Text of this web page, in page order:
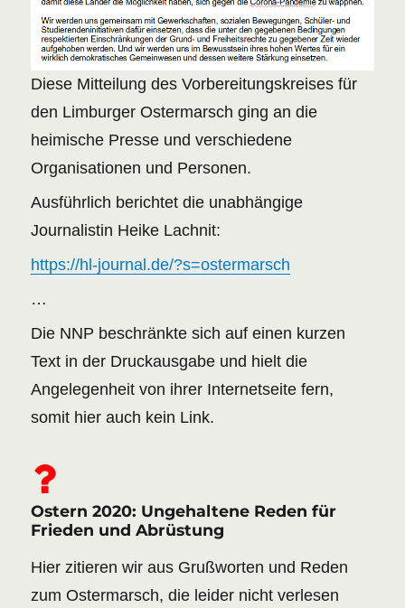
Diese Mitteilung des Vorbereitungskreises für
den Limburger Ostermarsch ging an die
heimische Presse und verschiedene
Organisationen und Personen.
Ausführlich berichtet die unabhängige
Journalistin Heike Lachnit:
https://hl-journal.de/?s=ostermarsch
…
Die NNP beschränkte sich auf einen kurzen
Text in der Druckausgabe und hielt die
Angelegenheit von ihrer Internetseite fern,
somit hier auch kein Link.
Ostern 2020: Ungehaltene Reden für
Frieden und Abrüstung
Hier zitieren wir aus Grußworten und Reden
zum Ostermarsch, die leider nicht verlesen